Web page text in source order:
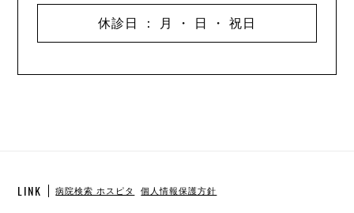
休診日 ： 月 ・ 日 ・ 祝日
LINK 病院検索 ホスピタ 個人情報保護方針